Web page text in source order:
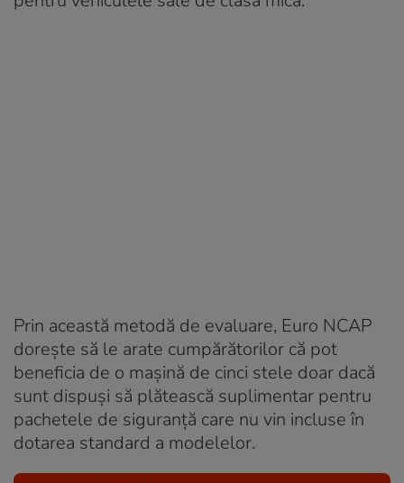
Prin această metodă de evaluare, Euro NCAP
dorește să le arate cumpărătorilor că pot
beneficia de o mașină de cinci stele doar dacă
sunt dispuși să plătească suplimentar pentru
pachetele de siguranță care nu vin incluse în
dotarea standard a modelelor.